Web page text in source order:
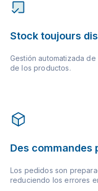
Stock toujours
Gestión automatizada
de los productos.
Des commandes
Los pedidos son
reduciendo los errores